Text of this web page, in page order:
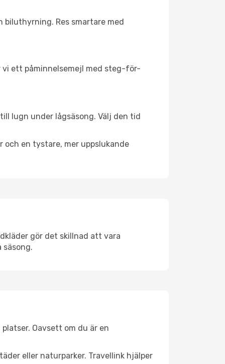
biluthyrning. Res smartare med
vi ett påminnelsemejl med steg-för-
lugn under lågsäsong. Välj den tid
en tystare, mer uppslukande
gör det skillnad att vara
säsong.
Oavsett om du är en
eller naturparker. Travellink hjälper